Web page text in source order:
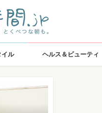
イル ヘルス＆ビューティ